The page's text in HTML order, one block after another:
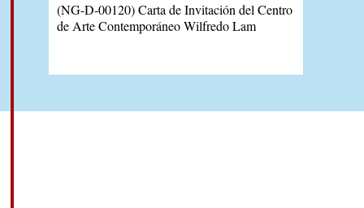
(NG-D-00120) Carta de Invitación del Centro
de Arte Contemporáneo Wilfredo Lam